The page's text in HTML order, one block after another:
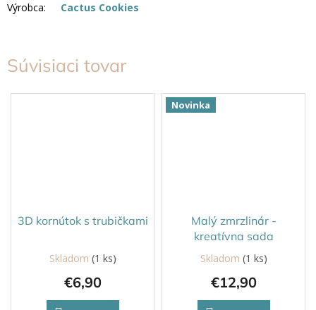
Súvisiaci tovar
3D kornútok s trubičkami
Skladom (1 ks)
€6,90
Novinka
Malý zmrzlinár -
kreatívna sada
Skladom (1 ks)
€12,90
Výrobca: Cactus Cookies